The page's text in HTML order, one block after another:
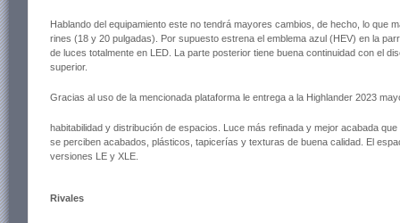
Hablando del equipamiento este no tendrá mayores cambios, de hecho, lo que
rines (18 y 20 pulgadas). Por supuesto estrena el emblema azul (HEV) en la
de luces totalmente en LED. La parte posterior tiene buena continuidad con el
superior.
Gracias al uso de la mencionada plataforma le entrega a la Highlander 2023
habitabilidad y distribución de espacios. Luce más refinada y mejor acabada
se perciben acabados, plásticos, tapicerías y texturas de buena calidad. El
versiones LE y XLE.
Rivales